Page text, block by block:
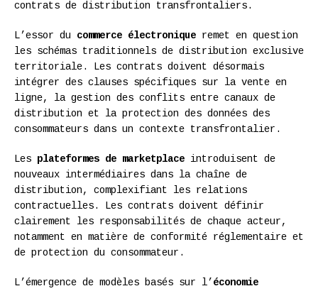
contrats de distribution transfrontaliers.
L’essor du commerce électronique remet en question
les schémas traditionnels de distribution exclusive
territoriale. Les contrats doivent désormais
intégrer des clauses spécifiques sur la vente en
ligne, la gestion des conflits entre canaux de
distribution et la protection des données des
consommateurs dans un contexte transfrontalier.
Les plateformes de marketplace introduisent de
nouveaux intermédiaires dans la chaîne de
distribution, complexifiant les relations
contractuelles. Les contrats doivent définir
clairement les responsabilités de chaque acteur,
notamment en matière de conformité réglementaire et
de protection du consommateur.
L’émergence de modèles basés sur l’ économie